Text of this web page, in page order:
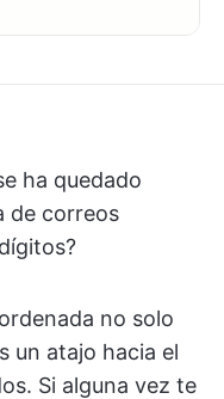
ha quedado
de correos
no solo
un atajo hacia el
Si alguna vez te